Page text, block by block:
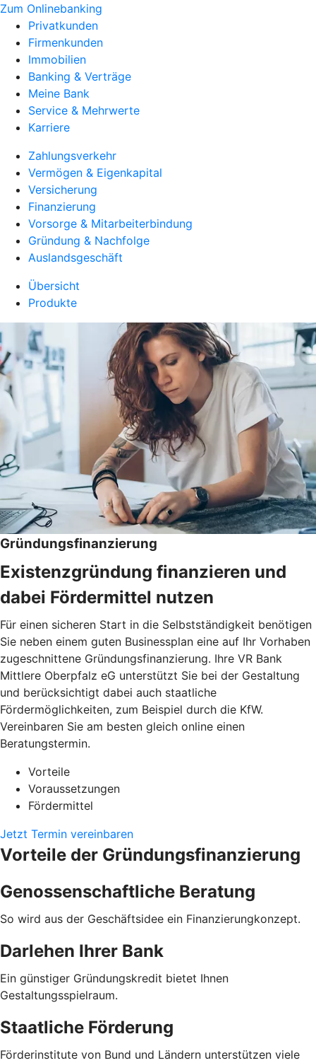
Zum Onlinebanking
Privatkunden
Firmenkunden
Immobilien
Banking & Verträge
Meine Bank
Service & Mehrwerte
Karriere
Zahlungsverkehr
Vermögen & Eigenkapital
Versicherung
Finanzierung
Vorsorge & Mitarbeiterbindung
Gründung & Nachfolge
Auslandsgeschäft
Übersicht
Produkte
Gründungsfinanzierung
Existenzgründung finanzieren und
dabei Fördermittel nutzen
Für einen sicheren Start in die Selbstständigkeit benötigen
Sie neben einem guten Businessplan eine auf Ihr Vorhaben
zugeschnittene Gründungsfinanzierung. Ihre VR Bank
Mittlere Oberpfalz eG unterstützt Sie bei der Gestaltung
und berücksichtigt dabei auch staatliche
Fördermöglichkeiten, zum Beispiel durch die KfW.
Vereinbaren Sie am besten gleich online einen
Beratungstermin.
Vorteile
Voraussetzungen
Fördermittel
Jetzt Termin vereinbaren
Vorteile der Gründungsfinanzierung
Genossenschaftliche Beratung
So wird aus der Geschäftsidee ein Finanzierungkonzept.
Darlehen Ihrer Bank
Ein günstiger Gründungskredit bietet Ihnen
Gestaltungsspielraum.
Staatliche Förderung
Förderinstitute von Bund und Ländern unterstützen viele